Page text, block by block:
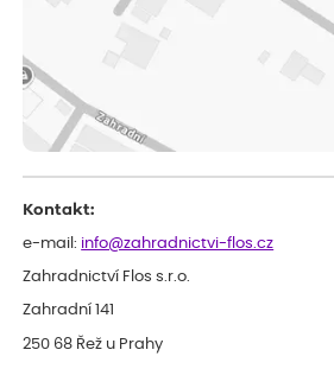
Rostliny byly v pořádku, dobře
Doporučuji :). Spokojenost, stromky
my chybělo, bylo komunikování
Kontakt:
e-mail: info@zahradnictvi-flos.cz
Zahradnictví Flos s.r.o.
Zahradní 141
250 68 Řež u Prahy